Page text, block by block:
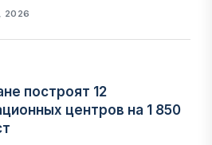
2026
построят 12
центров на 1 850